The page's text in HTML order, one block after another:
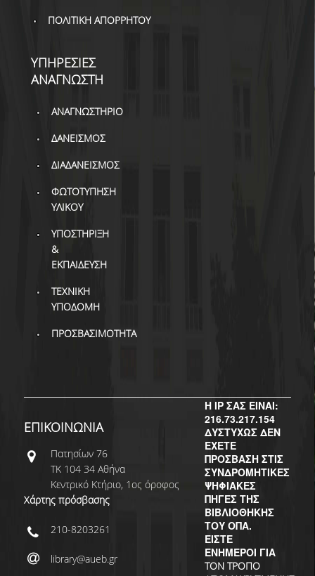
ΠΟΛΙΤΙΚΗ ΑΠΟΡΡΗΤΟΥ
ΥΠΗΡΕΣΙΕΣ
ΑΝΑΓΝΩΣΤΗ
ΑΝΑΓΝΩΣΤΗΡΙΟ
ΔΑΝΕΙΣΜΟΣ
ΔΙΑΔΑΝΕΙΣΜΟΣ
ΦΩΤΟΤΥΠΗΣΗ
ΥΛΙΚΟΥ
ΥΠΟΣΤΗΡΙΞΗ
&
ΕΚΠΑΙΔΕΥΣΗ
ΤΕΧΝΙΚΗ
ΥΠΟΔΟΜΗ
ΠΡΟΣΒΑΣΙΜΟΤΗΤΑ
Η IP ΣΑΣ ΕΙΝΑΙ:
216.73.217.154
ΔΥΣΤΥΧΩΣ ΔΕΝ
ΕΧΕΤΕ
ΠΡΟΣΒΑΣΗ ΣΤΙΣ
ΣΥΝΔΡΟΜΗΤΙΚΕΣ
ΨΗΦΙΑΚΕΣ
ΠΗΓΕΣ ΤΗΣ
ΒΙΒΛΙΟΘΗΚΗΣ
ΤΟΥ ΟΠΑ.
ΕΙΣΤΕ
ΕΝΗΜΕΡΟΙ ΓΙΑ
ΤΟΝ ΤΡΟΠΟ
ΕΠΙΚΟΙΝΩΝΙΑ
Πατησίων 76
ΤΚ 104 34 Αθήνα
Κεντρικό Κτήριο, 1ος όροφος
Χάρτης πρόσβασης
210-8203261
library@aueb.gr